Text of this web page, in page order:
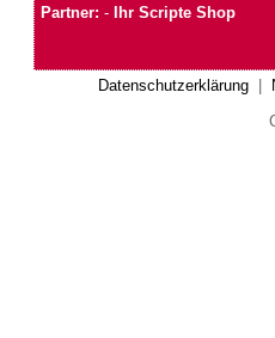
Partner: - Ihr Scripte Shop
Datenschutzerklärung|